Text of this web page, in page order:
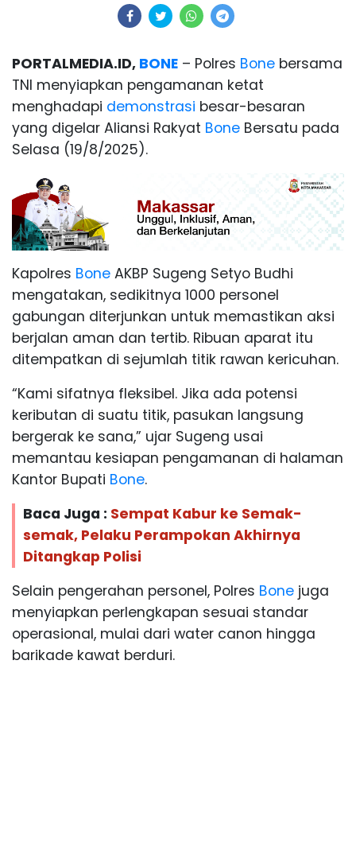
PORTALMEDIA.ID, BONE – Polres Bone bersama
TNI menyiapkan pengamanan ketat
menghadapi demonstrasi besar-besaran
yang digelar Aliansi Rakyat Bone Bersatu pada
Selasa (19/8/2025).
Kapolres Bone AKBP Sugeng Setyo Budhi
mengatakan, sedikitnya 1000 personel
gabungan diterjunkan untuk memastikan aksi
berjalan aman dan tertib. Ribuan aparat itu
ditempatkan di sejumlah titik rawan kericuhan.
“Kami sifatnya fleksibel. Jika ada potensi
keributan di suatu titik, pasukan langsung
bergerak ke sana,” ujar Sugeng usai
memantau kesiapan pengamanan di halaman
Kantor Bupati Bone.
Baca Juga : Sempat Kabur ke Semak-
semak, Pelaku Perampokan Akhirnya
Ditangkap Polisi
Selain pengerahan personel, Polres Bone juga
menyiapkan perlengkapan sesuai standar
operasional, mulai dari water canon hingga
barikade kawat berduri.